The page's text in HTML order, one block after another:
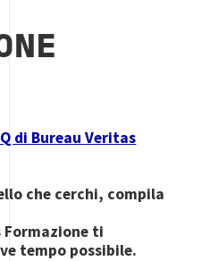
di Bureau Veritas
che cerchi, compila
Formazione ti
tempo possibile.